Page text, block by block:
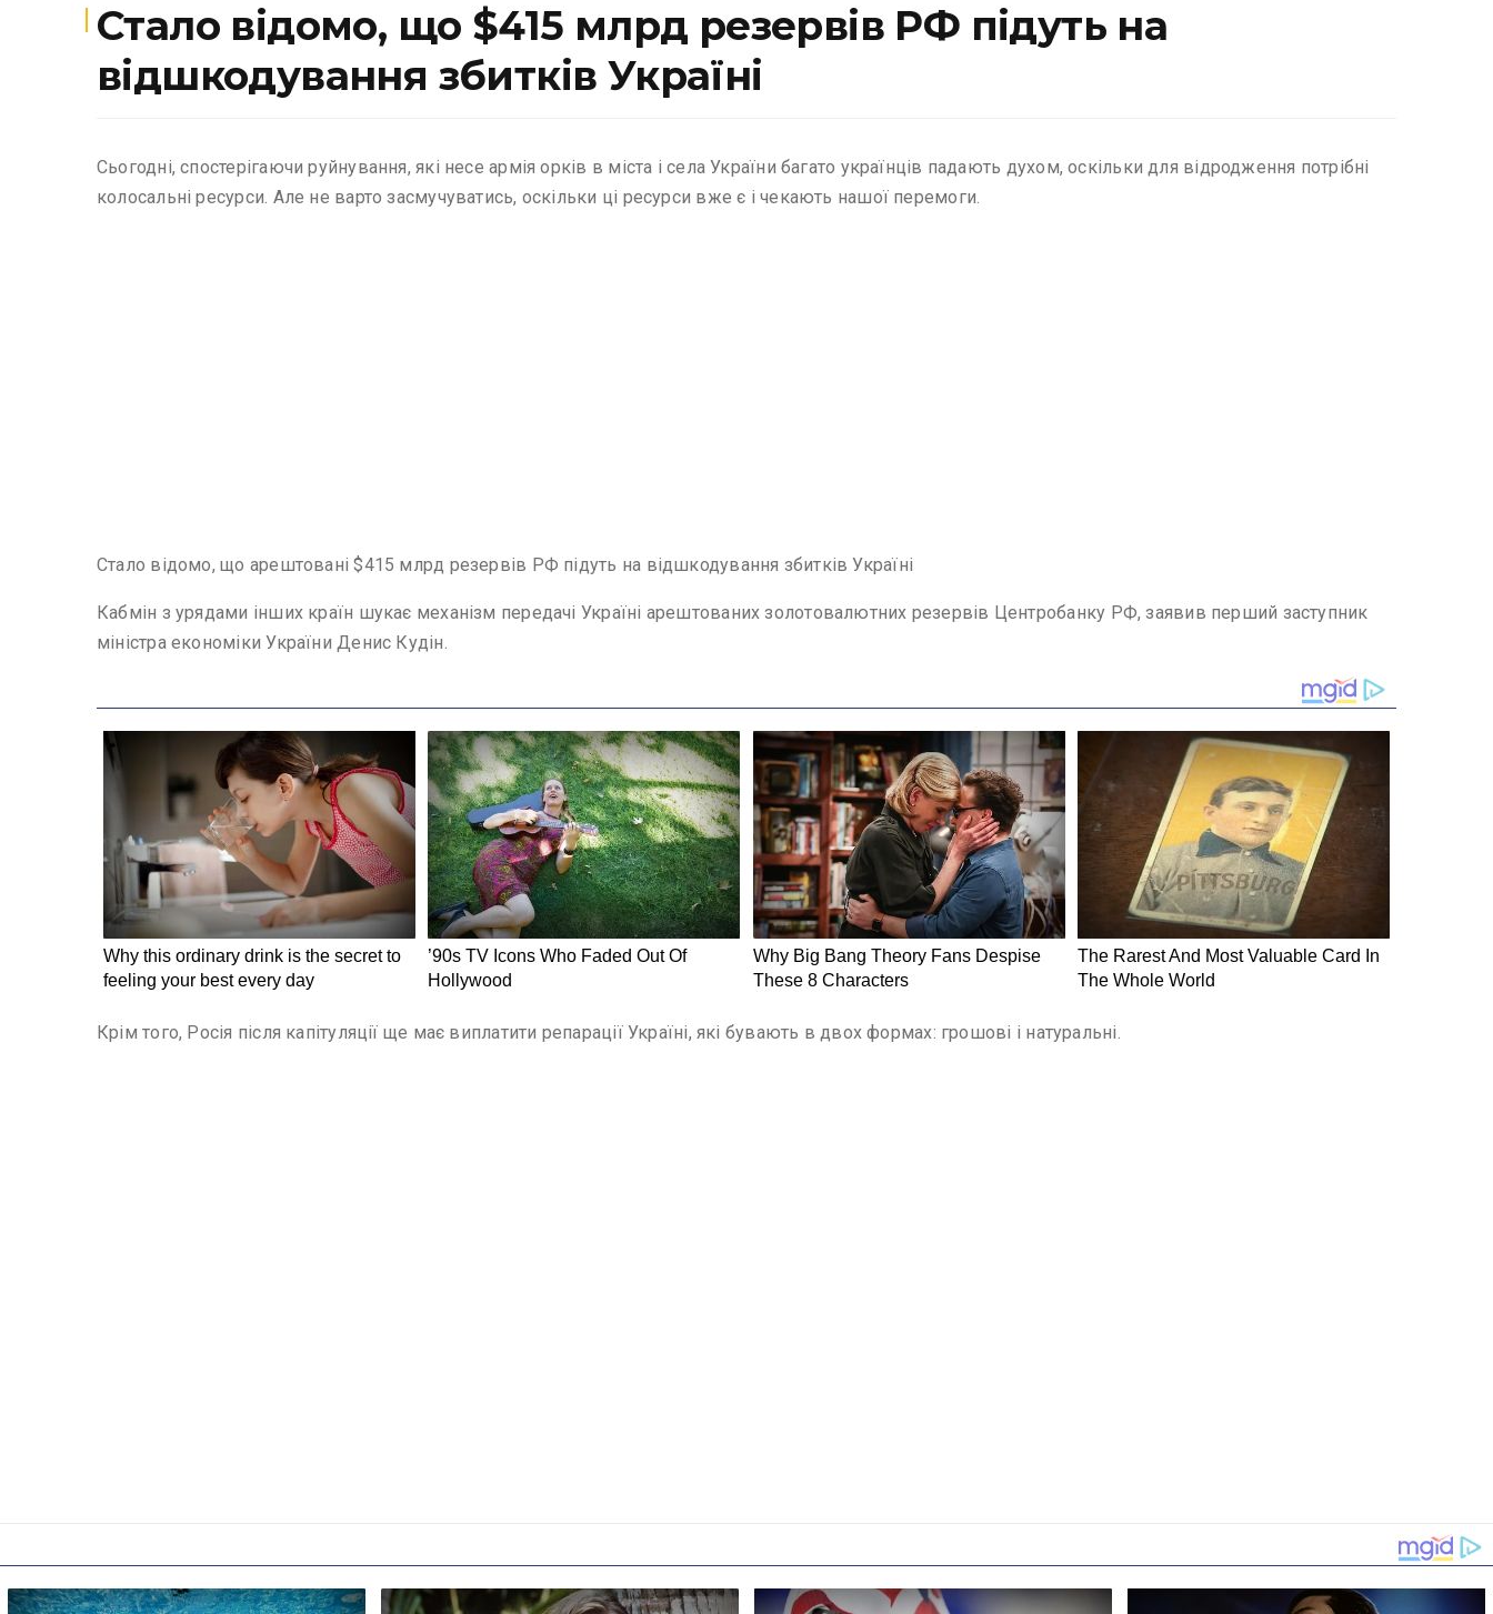
Стало відомо, що $415 млрд резервів РФ підуть на
відшкодування збитків Україні
Сьогодні, спостерігаючи руйнування, які несе армія орків в міста і села України багато українців падають духом, оскільки для відродження потрібні
колосальні ресурси. Але не варто засмучуватись, оскільки ці ресурси вже є і чекають нашої перемоги.
Стало відомо, що арештовані $415 млрд резервів РФ підуть на відшкодування збитків Україні
Кабмін з урядами інших країн шукає механізм передачі Україні арештованих золотовалютних резервів Центробанку РФ, заявив перший заступник
міністра економіки України Денис Кудін.
Крім того, Росія після капітуляції ще має виплатити репарації Україні, які бувають в двох формах: грошові і натуральні.